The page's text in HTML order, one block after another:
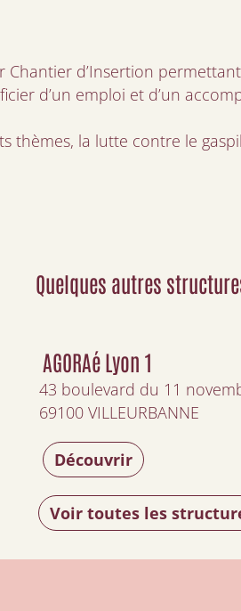
Chantier d’Insertion
d’un emploi et d’un
thèmes, la lutte contre le
Quelques autres
AGORAé Lyon 1
43 boulevard du 11
69100 VILLEURBANNE
Découvrir
Voir toutes les